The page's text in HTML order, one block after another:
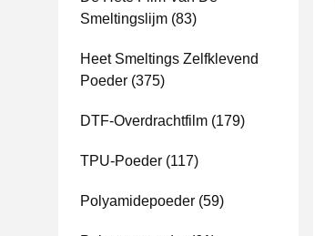
Smeltingslijm (83)
Heet Smeltings Zelfklevend
Poeder (375)
DTF-Overdrachtfilm (179)
TPU-Poeder (117)
Polyamidepoeder (59)